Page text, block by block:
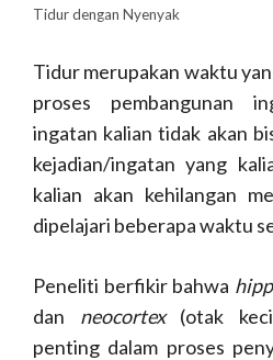
Tidur dengan Nyenyak
Tidur merupakan waktu
proses pembangunan
ingatan kalian tidak akan
kejadian/ingatan yang
kalian akan kehilangan
dipelajari beberapa waktu
Peneliti berfikir bahwa
dan neocortex (otak
penting dalam proses